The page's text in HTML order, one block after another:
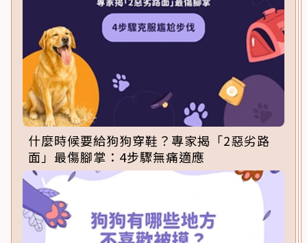
什麼時候要給狗狗穿鞋？專家揭「2惡劣路
面」最傷腳掌：4步驟無痛適應